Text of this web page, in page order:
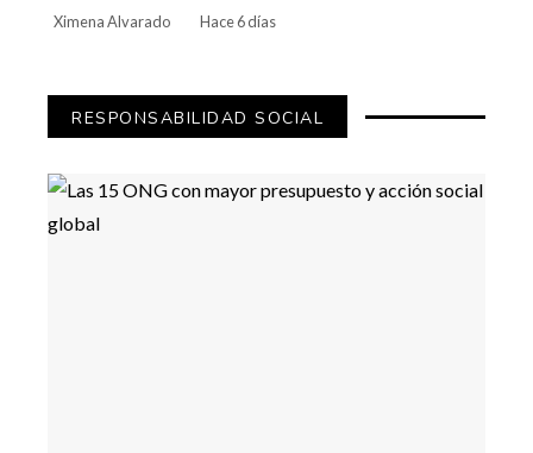
Ximena Alvarado Hace 6 días
RESPONSABILIDAD SOCIAL